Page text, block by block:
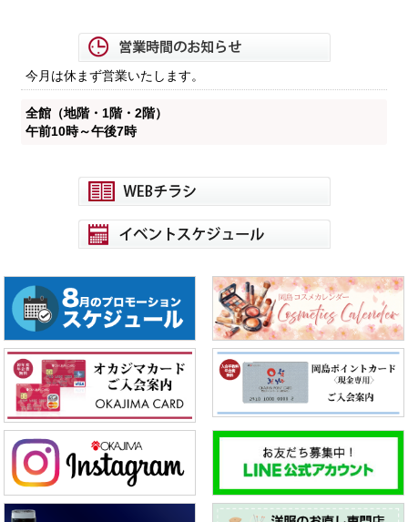
今月は休まず営業いたします。
全館（地階・1階・2階）
午前10時～午後7時